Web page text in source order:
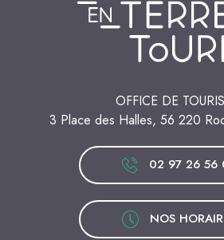
OFFICE DE
3 Place des Halles, 56 220
02 97 26 56
NOS